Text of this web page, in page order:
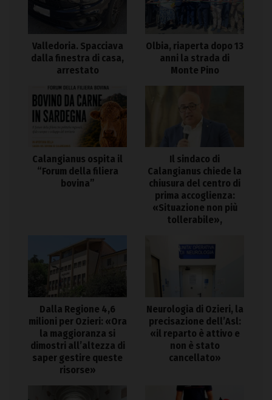
Valledoria. Spacciava
dalla finestra di casa,
arrestato
Olbia, riaperta dopo 13
anni la strada di
Monte Pino
Calangianus ospita il
“Forum della filiera
bovina”
Il sindaco di
Calangianus chiede la
chiusura del centro di
prima accoglienza:
«Situazione non più
tollerabile»,
Dalla Regione 4,6
milioni per Ozieri: «Ora
la maggioranza si
dimostri all’altezza di
saper gestire queste
risorse»
Neurologia di Ozieri, la
precisazione dell’Asl:
«il reparto è attivo e
non è stato
cancellato»